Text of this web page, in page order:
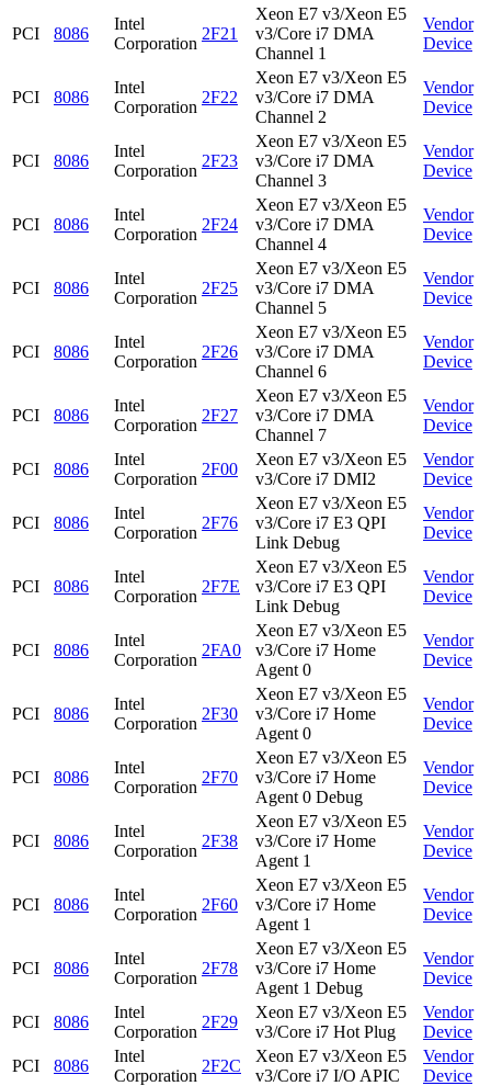
PCI 8086
Intel
Corporation
2F21
Xeon E7 v3/Xeon E5
v3/Core i7 DMA
Channel 1
Vendor
Device
PCI 8086
Intel
Corporation
2F22
Xeon E7 v3/Xeon E5
v3/Core i7 DMA
Channel 2
Vendor
Device
PCI 8086
Intel
Corporation
2F23
Xeon E7 v3/Xeon E5
v3/Core i7 DMA
Channel 3
Vendor
Device
PCI 8086
Intel
Corporation
2F24
Xeon E7 v3/Xeon E5
v3/Core i7 DMA
Channel 4
Vendor
Device
PCI 8086
Intel
Corporation
2F25
Xeon E7 v3/Xeon E5
v3/Core i7 DMA
Channel 5
Vendor
Device
PCI 8086
Intel
Corporation
2F26
Xeon E7 v3/Xeon E5
v3/Core i7 DMA
Channel 6
Vendor
Device
PCI 8086
Intel
Corporation
2F27
Xeon E7 v3/Xeon E5
v3/Core i7 DMA
Channel 7
Vendor
Device
PCI 8086
Intel
Corporation
2F00
Xeon E7 v3/Xeon E5
v3/Core i7 DMI2
Vendor
Device
PCI 8086
Intel
Corporation
2F76
Xeon E7 v3/Xeon E5
v3/Core i7 E3 QPI
Link Debug
Vendor
Device
PCI 8086
Intel
Corporation
2F7E
Xeon E7 v3/Xeon E5
v3/Core i7 E3 QPI
Link Debug
Vendor
Device
PCI 8086
Intel
Corporation
2FA0
Xeon E7 v3/Xeon E5
v3/Core i7 Home
Agent 0
Vendor
Device
PCI 8086
Intel
Corporation
2F30
Xeon E7 v3/Xeon E5
v3/Core i7 Home
Agent 0
Vendor
Device
PCI 8086
Intel
Corporation
2F70
Xeon E7 v3/Xeon E5
v3/Core i7 Home
Agent 0 Debug
Vendor
Device
PCI 8086
Intel
Corporation
2F38
Xeon E7 v3/Xeon E5
v3/Core i7 Home
Agent 1
Vendor
Device
PCI 8086
Intel
Corporation
2F60
Xeon E7 v3/Xeon E5
v3/Core i7 Home
Agent 1
Vendor
Device
PCI 8086
Intel
Corporation
2F78
Xeon E7 v3/Xeon E5
v3/Core i7 Home
Agent 1 Debug
Vendor
Device
PCI 8086
Intel
Corporation
2F29
Xeon E7 v3/Xeon E5
v3/Core i7 Hot Plug
Vendor
Device
PCI
8086
Intel
Corporation
2F2C
Xeon E7 v3/Xeon E5
v3/Core i7 I/O APIC
Vendor
Device